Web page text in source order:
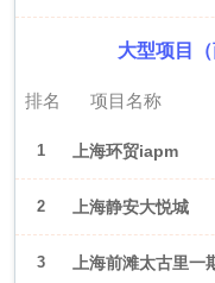
大型项目
排名 项目名称
1 上海环贸iapm
2 上海静安大悦城
3 上海前滩太古里一